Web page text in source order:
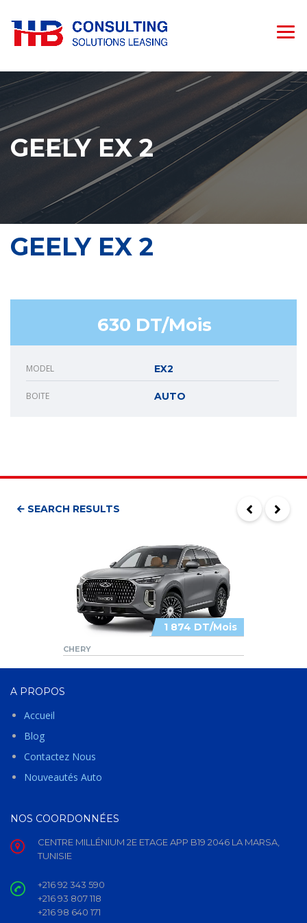
GEELY EX 2
GEELY EX 2
630 DT/Mois
MODEL EX2
BOITE AUTO
SEARCH RESULTS
1 874 DT/Mois
CHERY
A PROPOS
Accueil
Blog
Contactez Nous
Nouveautés Auto
NOS COORDONNÉES
CENTRE MILLÉNIUM 2E ETAGE APP B19 2046 LA MARSA,
TUNISIE
+216 92 343 590
+216 93 807 118
+216 98 640 171